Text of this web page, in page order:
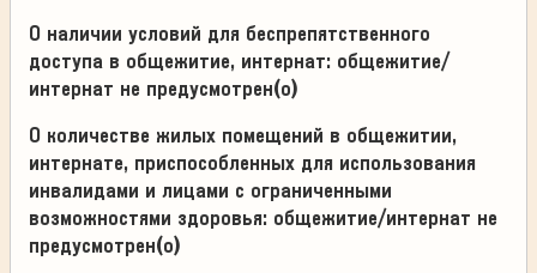
О наличии условий для беспрепятственного
доступа в общежитие, интернат: общежитие/
интернат не предусмотрен(о)
О количестве жилых помещений в общежитии,
интернате, приспособленных для использования
инвалидами и лицами с ограниченными
возможностями здоровья: общежитие/интернат не
предусмотрен(о)